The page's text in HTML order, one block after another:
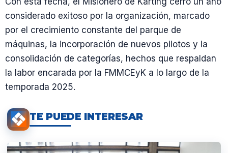
considerado exitoso por la organización, marcado
por el crecimiento constante del parque de
máquinas, la incorporación de nuevos pilotos y la
consolidación de categorías, hechos que respaldan
la labor encarada por la FMMCEyK a lo largo de la
temporada 2025.
TE PUEDE INTERESAR